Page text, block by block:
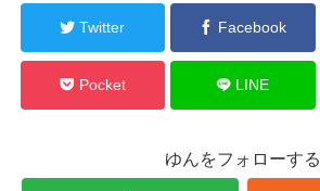
Twitter Facebook
Pocket LINE
ゆんをフォローする